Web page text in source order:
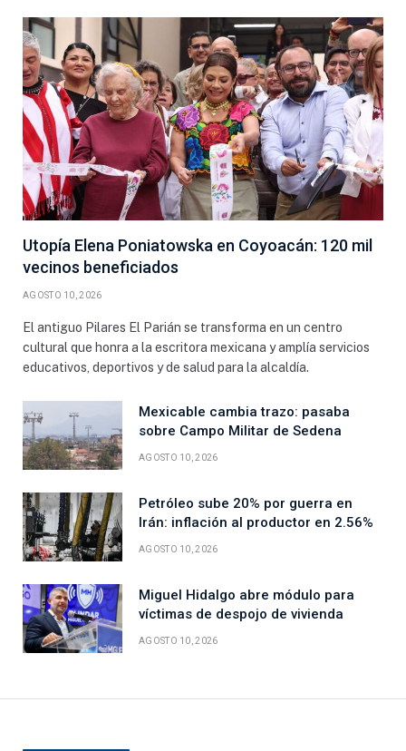
Utopía Elena Poniatowska en Coyoacán: 120 mil
vecinos beneficiados
AGOSTO 10, 2026
El antiguo Pilares El Parián se transforma en un centro
cultural que honra a la escritora mexicana y amplía servicios
educativos, deportivos y de salud para la alcaldía.
Mexicable cambia trazo: pasaba
sobre Campo Militar de Sedena
AGOSTO 10, 2026
Petróleo sube 20% por guerra en
Irán: inflación al productor en 2.56%
AGOSTO 10, 2026
Miguel Hidalgo abre módulo para
víctimas de despojo de vivienda
AGOSTO 10, 2026